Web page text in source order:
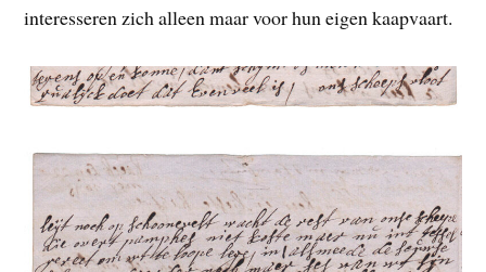
interesseren zich alleen maar voor hun eigen kaapvaart.